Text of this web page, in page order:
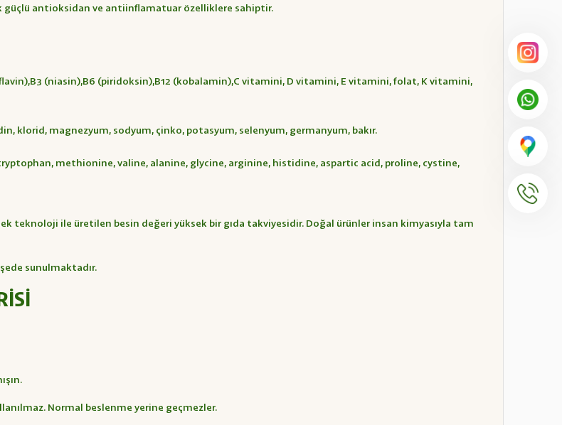
güçlü antioksidan ve antiinflamatuar özelliklere sahiptir.
(niasin),B6 (piridoksin),B12 (kobalamin),C vitamini, D vitamini, E vitamini, folat, K vitamini,
klorid, magnezyum, sodyum, çinko, potasyum, selenyum, germanyum, bakır.
methionine, valine, alanine, glycine, arginine, histidine, aspartic acid, proline, cystine,
teknoloji ile üretilen besin değeri yüksek bir gıda takviyesidir. Doğal ürünler insan kimyasıyla tam
sunulmaktadır.
Normal beslenme yerine geçmezler.